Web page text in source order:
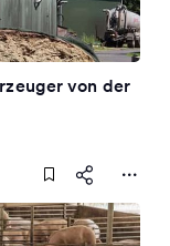
von der